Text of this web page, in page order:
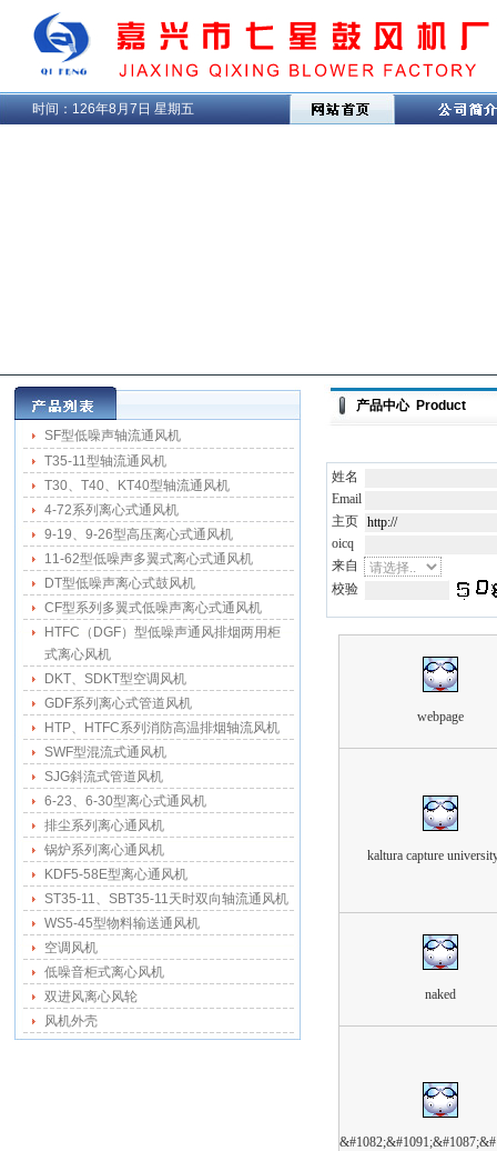
时间： 126年8月7日 星期五
SF型低噪声轴流通风机
T35-11型轴流通风机
T30、T40、KT40型轴流通风机
4-72系列离心式通风机
9-19、9-26型高压离心式通风机
11-62型低噪声多翼式离心式通风机
DT型低噪声离心式鼓风机
CF型系列多翼式低噪声离心式通风机
HTFC（DGF）型低噪声通风排烟两用柜
式离心风机
DKT、SDKT型空调风机
GDF系列离心式管道风机
HTP、HTFC系列消防高温排烟轴流风机
SWF型混流式通风机
SJG斜流式管道风机
6-23、6-30型离心式通风机
排尘系列离心通风机
锅炉系列离心通风机
KDF5-58E型离心通风机
ST35-11、SBT35-11天时双向轴流通风机
WS5-45型物料输送通风机
空调风机
低噪音柜式离心风机
双进风离心风轮
风机外壳
产品中心 Product
姓名
Email
主页
oicq
来自
校验
webpage
kaltura capture
naked